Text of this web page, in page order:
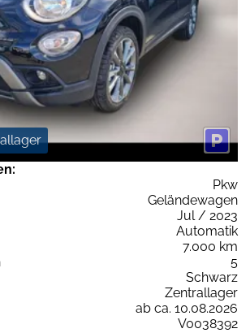
Pkw
Geländewagen
Jul / 2023
Automatik
7.000 km
5
Schwarz
Zentrallager
ab ca. 10.08.2026
V0038392